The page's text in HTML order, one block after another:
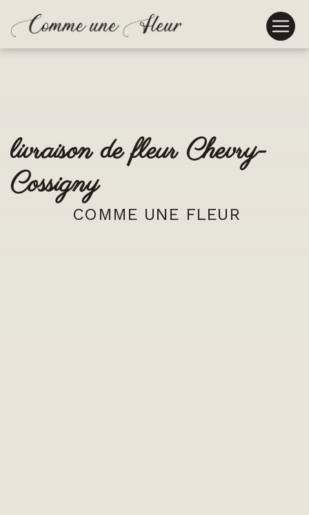
livraison de fleur Chevry-
Cossigny
COMME UNE FLEUR